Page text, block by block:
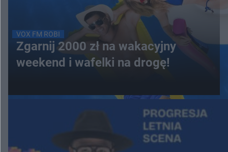
VOX FM ROBI
Zgarnij 2000 zł na wakacyjny
weekend i wafelki na drogę!